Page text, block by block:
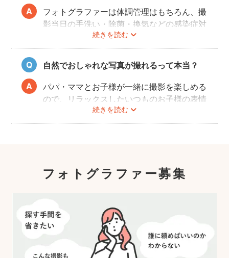
またどのカメラマンでも指名料は一切ござい
ません。分かりやすい料金体系も人気のポイ
続きを読む
フォトグラファーは体調管理はもちろん、撮
影当日の手洗い・除菌・換気などの感染症対
策や、熱中症予防に努めます。
また、撮影中はご家族のペースに合わせなが
ら、周囲や足元に危険なものがないか注意を
呼び掛けながら進行しますのでご安心くださ
い。
自然でおしゃれな写真が撮れるって本当？
続きを読む
パパ・ママとお子様が一緒に撮影を楽しめる
ので、リラックスしたいつものお子様の表情
を撮影できます。
こども・家族撮影に長けたプロカメラマンの
フォトグラファー募集